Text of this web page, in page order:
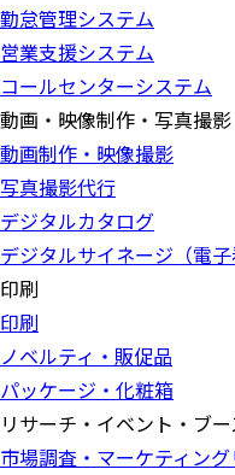
勤怠管理システム
営業支援システム
コールセンターシステム
動画・映像制作・写真撮
動画制作・映像撮影
写真撮影代行
デジタルカタログ
デジタルサイネージ（電子
印刷
印刷
ノベルティ・販促品
パッケージ・化粧箱
リサーチ・イベント・ブー
市場調査・マーケティン